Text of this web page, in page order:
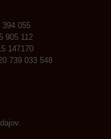
055
112
548